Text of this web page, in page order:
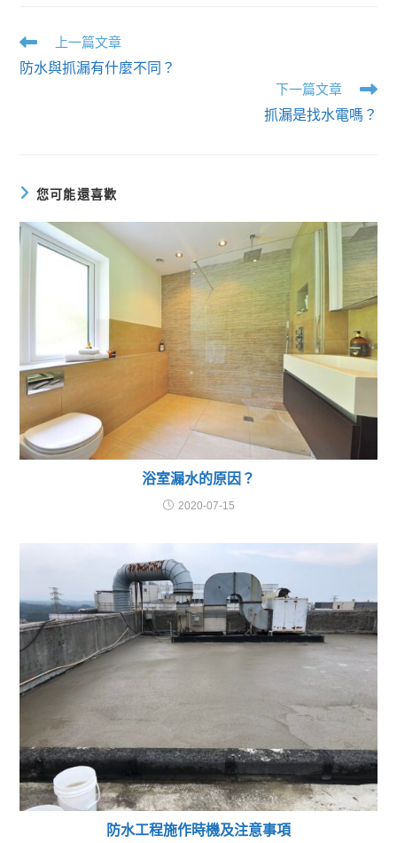
b
o
上一篇文章
防水與抓漏有什麼不同？
下一篇文章
抓漏是找水電嗎？
您可能還喜歡
浴室漏水的原因？
2020-07-15
防水工程施作時機及注意事項